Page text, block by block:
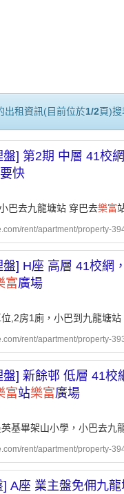
出租資訊(目前位於1/2頁)
] 第2期 中層 41校
快
巴去九龍塘站 穿巴去樂富
rent/apartment/property-
] H座 高層 41校網
富廣場
,2房1廁，小巴到九龍塘站
rent/apartment/property-
] 新餘邨 低層 41
富站樂富廣場
基畢架山小學，小巴去九
rent/apartment/property-
A座 業主盤免佣九